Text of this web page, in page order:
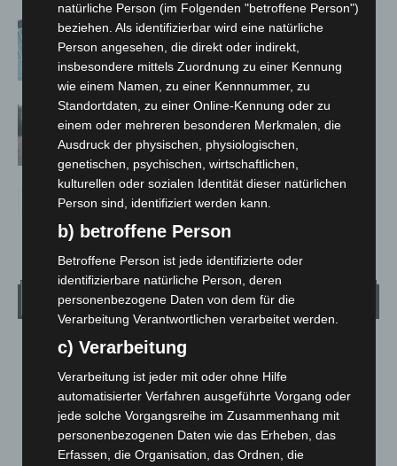
Anklage nach Abschaltung von
„Archetyp Market“ erhoben
Hannover: Polizei stoppt 166
Trunkenheitsfahrten bei
Großkontrolle
Wetter
LANGENHAGEN
Mäßig Bewölkt
22.9° 24.1°
22.8°
natürliche Person (im Folgenden "betroffene Person")
beziehen. Als identifizierbar wird eine natürliche
Person angesehen, die direkt oder indirekt,
insbesondere mittels Zuordnung zu einer Kennung
wie einem Namen, zu einer Kennnummer, zu
Standortdaten, zu einer Online-Kennung oder zu
einem oder mehreren besonderen Merkmalen, die
Ausdruck der physischen, physiologischen,
genetischen, psychischen, wirtschaftlichen,
kulturellen oder sozialen Identität dieser natürlichen
Person sind, identifiziert werden kann.
b) betroffene Person
Betroffene Person ist jede identifizierte oder
identifizierbare natürliche Person, deren
personenbezogene Daten von dem für die
Verarbeitung Verantwortlichen verarbeitet werden.
c) Verarbeitung
Verarbeitung ist jeder mit oder ohne Hilfe
automatisierter Verfahren ausgeführte Vorgang oder
jede solche Vorgangsreihe im Zusammenhang mit
personenbezogenen Daten wie das Erheben, das
Erfassen, die Organisation, das Ordnen, die